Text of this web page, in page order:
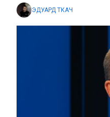
ЭДУАРД ТКАЧ